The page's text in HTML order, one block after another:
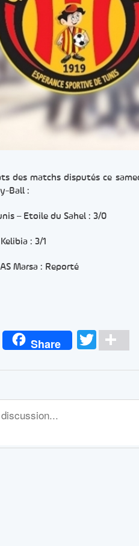
des matchs disputés ce
Ball :
– Etoile du Sahel : 3/0
: 3/1
Marsa : Reporté
Share Twitter